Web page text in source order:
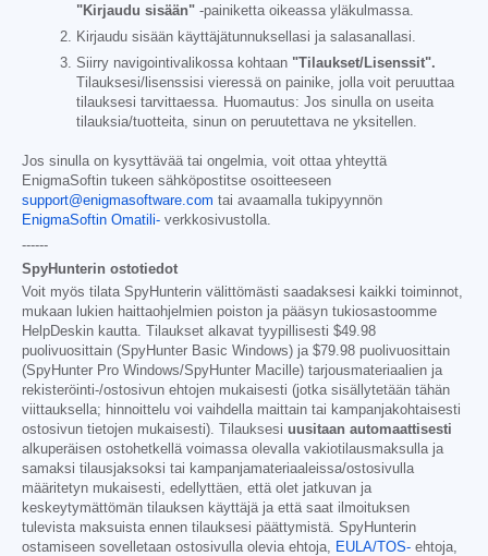
"Kirjaudu sisään" -painiketta oikeassa yläkulmassa.
Kirjaudu sisään käyttäjätunnuksellasi ja salasanallasi.
Siirry navigointivalikossa kohtaan "Tilaukset/Lisenssit".
Tilauksesi/lisenssisi vieressä on painike, jolla voit peruuttaa
tilauksesi tarvittaessa. Huomautus: Jos sinulla on useita
tilauksia/tuotteita, sinun on peruutettava ne yksitellen.
Jos sinulla on kysyttävää tai ongelmia, voit ottaa yhteyttä
EnigmaSoftin tukeen sähköpostitse osoitteeseen
support@enigmasoftware.com tai avaamalla tukipyynnön
EnigmaSoftin Omatili- verkkosivustolla.
------
SpyHunterin ostotiedot
Voit myös tilata SpyHunterin välittömästi saadaksesi kaikki toiminnot,
mukaan lukien haittaohjelmien poiston ja pääsyn tukiosastoomme
HelpDeskin kautta. Tilaukset alkavat tyypillisesti $49.98
puolivuosittain (SpyHunter Basic Windows) ja $79.98 puolivuosittain
(SpyHunter Pro Windows/SpyHunter Macille) tarjousmateriaalien ja
rekisteröinti-/ostosivun ehtojen mukaisesti (jotka sisällytetään tähän
viittauksella; hinnoittelu voi vaihdella maittain tai kampanjakohtaisesti
ostosivun tietojen mukaisesti). Tilauksesi uusitaan automaattisesti
alkuperäisen ostohetkellä voimassa olevalla vakiotilausmaksulla ja
samaksi tilausjaksoksi tai kampanjamateriaaleissa/ostosivulla
määritetyn mukaisesti, edellyttäen, että olet jatkuvan ja
keskeytymättömän tilauksen käyttäjä ja että saat ilmoituksen
tulevista maksuista ennen tilauksesi päättymistä. SpyHunterin
ostamiseen sovelletaan ostosivulla olevia ehtoja, EULA/TOS- ehtoja,